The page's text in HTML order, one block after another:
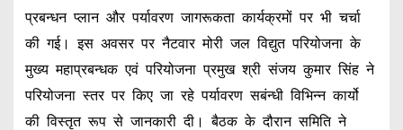
प्रबन्धन प्लान और पर्यावरण जागरूकता कार्यक्रमों पर भी चर्चा
की गई। इस अवसर पर नैटवार मोरी जल विद्युत परियोजना के
मुख्य महाप्रबन्धक एवं परियोजना प्रमुख श्री संजय कुमार सिंह ने
परियोजना स्तर पर किए जा रहे पर्यावरण सबंन्धी विभिन्न कार्यो
की विस्तृत रूप से जानकारी दी। बैठक के दौरान समिति ने